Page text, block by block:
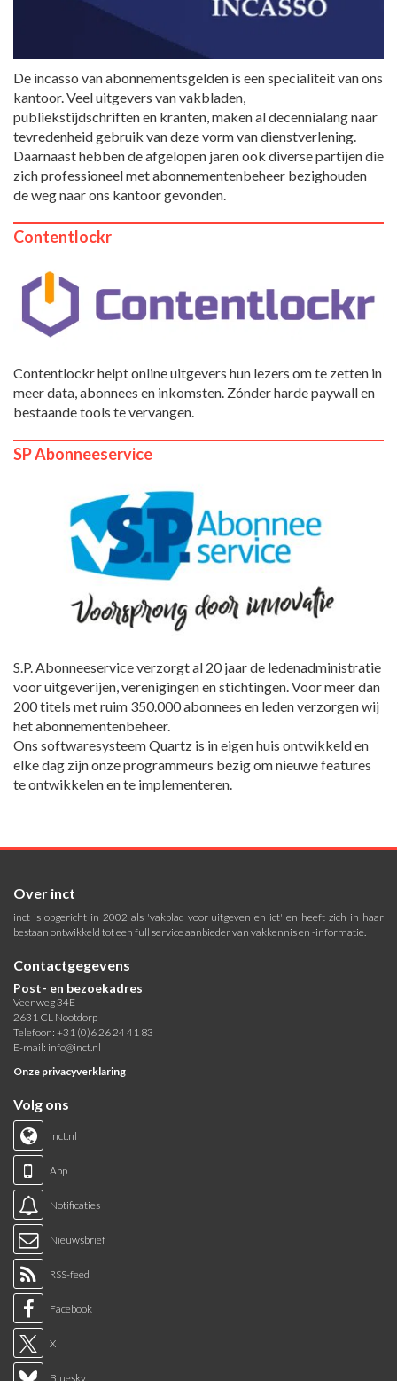
De incasso van abonnementsgelden is een specialiteit van ons
kantoor. Veel uitgevers van vakbladen,
publiekstijdschriften en kranten, maken al decennialang naar
tevredenheid gebruik van deze vorm van dienstverlening.
Daarnaast hebben de afgelopen jaren ook diverse partijen die
zich professioneel met abonnementenbeheer bezighouden
de weg naar ons kantoor gevonden.
Contentlockr
Contentlockr helpt online uitgevers hun lezers om te zetten in
meer data, abonnees en inkomsten. Zónder harde paywall en
bestaande tools te vervangen.
SP Abonneeservice
S.P. Abonneeservice verzorgt al 20 jaar de ledenadministratie
voor uitgeverijen, verenigingen en stichtingen. Voor meer dan
200 titels met ruim 350.000 abonnees en leden verzorgen wij
het abonnementenbeheer.
Ons softwaresysteem Quartz is in eigen huis ontwikkeld en
elke dag zijn onze programmeurs bezig om nieuwe features
te ontwikkelen en te implementeren.
Over inct
inct is opgericht in 2002 als 'vakblad voor uitgeven en ict' en heeft zich in haar
bestaan ontwikkeld tot een full service aanbieder van vakkennis en -informatie.
Contactgegevens
Post- en bezoekadres
Veenweg 34E
2631 CL Nootdorp
Telefoon: +31 (0)6 26 24 41 83
E-mail: info@inct.nl
Onze privacyverklaring
Volg ons
inct.nl
App
Notificaties
Nieuwsbrief
RSS-feed
Facebook
X